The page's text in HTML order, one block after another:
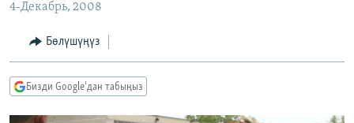
МАДАНИЯТ
ТВ ПРОГРАММАЛАР
БҮГҮН АЗАТТЫКТА
БИЗ ЖАНА ДҮЙНӨ
ПОДКАСТ
ӨЗГӨЧӨ ПИКИР
4-Декабрь, 2008
Бөлүшүңүз
Бизди Google'дан табыңыз